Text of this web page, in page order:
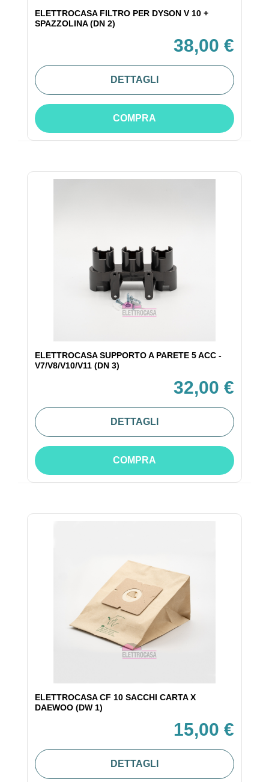
ELETTROCASA FILTRO PER DYSON V 10 +
SPAZZOLINA (DN 2)
38,00 €
DETTAGLI
COMPRA
ELETTROCASA SUPPORTO A PARETE 5 ACC -
V7/V8/V10/V11 (DN 3)
32,00 €
DETTAGLI
COMPRA
ELETTROCASA CF 10 SACCHI CARTA X
DAEWOO (DW 1)
15,00 €
DETTAGLI